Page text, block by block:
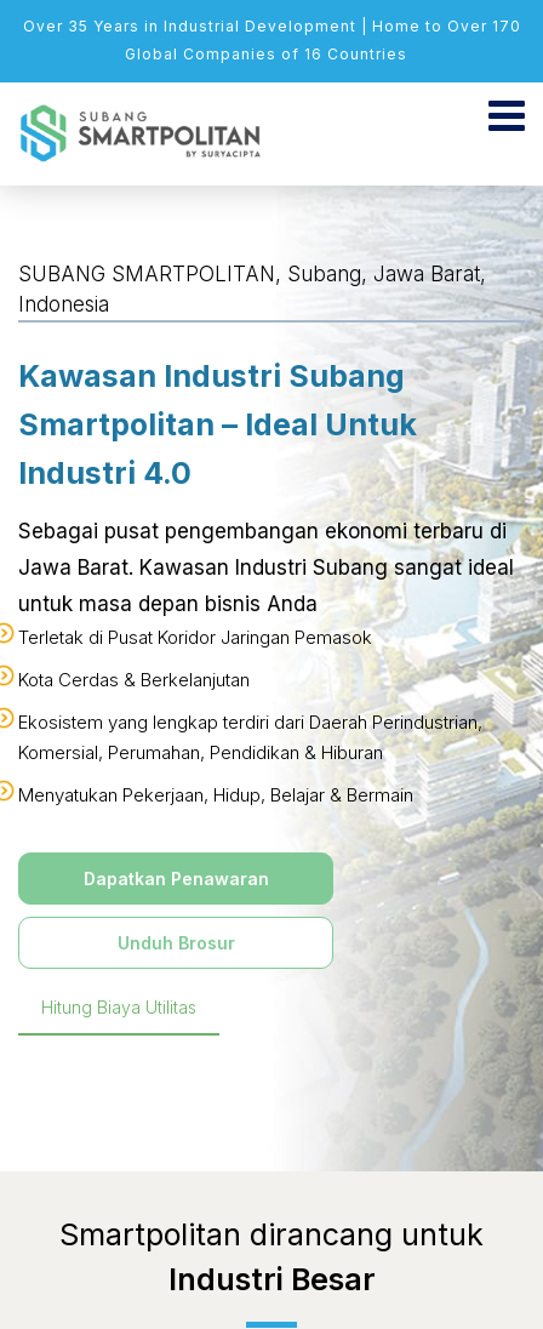
Over 35 Years in Industrial Development | Home to Over 170
Global Companies of 16 Countries
SUBANG SMARTPOLITAN, Subang, Jawa Barat,
Indonesia
Kawasan Industri Subang
Smartpolitan – Ideal Untuk
Industri 4.0
Sebagai pusat pengembangan ekonomi terbaru di
Jawa Barat. Kawasan Industri Subang sangat ideal
untuk masa depan bisnis Anda
Terletak di Pusat Koridor Jaringan Pemasok
Kota Cerdas & Berkelanjutan
Ekosistem yang lengkap terdiri dari Daerah Perindustrian,
Komersial, Perumahan, Pendidikan & Hiburan
Menyatukan Pekerjaan, Hidup, Belajar & Bermain
Dapatkan Penawaran
Unduh Brosur
Hitung Biaya Utilitas
Smartpolitan dirancang untuk
Industri Besar